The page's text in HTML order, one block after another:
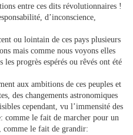
entre ces dits révolutionnaires !
d’inconscience,
ou lointain de ces pays plusieurs
mais comme nous voyons elles
progrès espérés ou rêvés ont été
aux ambitions de ces peuples et
des changements astronomiques
cependant, vu l’immensité des
comme le fait de marcher pour un
comme le fait de grandir: